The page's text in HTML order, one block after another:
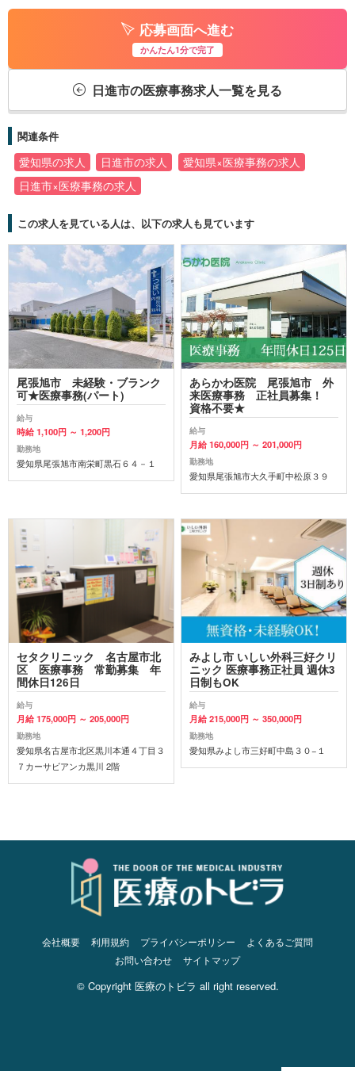
応募画面へ進む
かんたん1分で完了
日進市の医療事務求人一覧を見る
関連条件
愛知県の求人
日進市の求人
愛知県×医療事務の求人
日進市×医療事務の求人
この求人を見ている人は、以下の求人も見ています
尾張旭市 未経験・ブランク
可★医療事務(パート)
給与
時給 1,100円 ～ 1,200円
勤務地
愛知県尾張旭市南栄町黒石６４－１
あらかわ医院 尾張旭市 外
来医療事務 正社員募集！
資格不要★
給与
月給 160,000円 ～ 201,000円
勤務地
愛知県尾張旭市大久手町中松原３９
セタクリニック 名古屋市北
区 医療事務 常勤募集 年
間休日126日
給与
月給 175,000円 ～ 205,000円
勤務地
愛知県名古屋市北区黒川本通４丁目３
７カーサビアンカ黒川 2階
みよし市 いしい外科三好クリ
ニック 医療事務正社員 週休3
日制もOK
給与
月給 215,000円 ～ 350,000円
勤務地
愛知県みよし市三好町中島３０−１
会社概要 利用規約 プライバシーポリシー
よくあるご質問
お問い合わせ
サイトマップ
© Copyright 医療のトビラ all right reserved.